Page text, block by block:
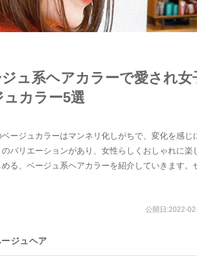
ジュ系ヘアカラーで愛され
カラー5選
ージュカラーはマンネリ化しがちで、変化を感じ
バリエーションがあり、女性らしくおしゃれに楽
る、ベージュ系ヘアカラーを紹介していきます。
公開日:2022-
ジュヘア